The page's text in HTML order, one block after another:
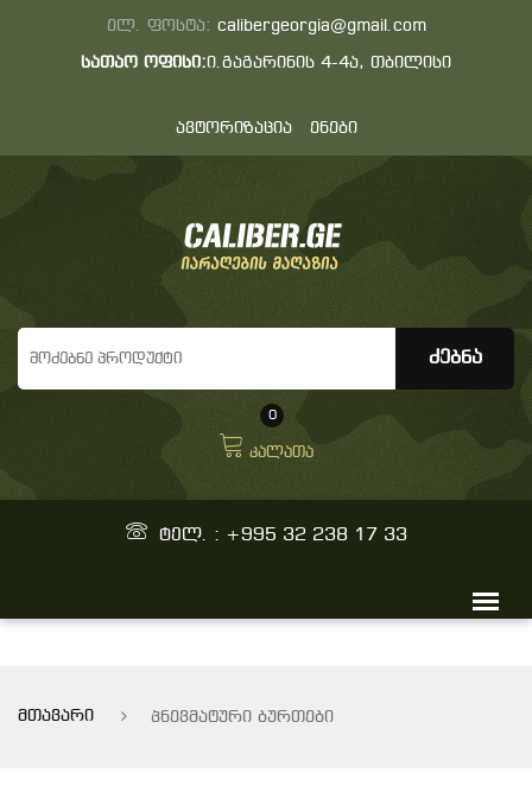
ელ. ფოსტა: calibergeorgia@gmail.com
სათაო ოფისი:ი.გაგარინის 4-4ა, თბილისი
ავტორიზაცია ენები
0
კალათა
ტელ. : +995 32 238 17 33
მთავარი პნევმატური ბურთები